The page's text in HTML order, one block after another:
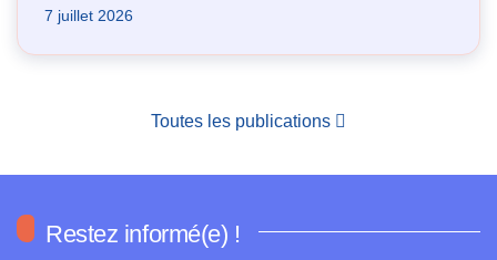
7 juillet 2026
Toutes les publications
Restez informé(e) !